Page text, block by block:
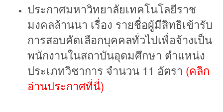
ประกาศมหาวิทยาลัยเทคโนโลยีราช
มงคลล้านนา เรื่อง รายชื่อผู้มีสิทธิเข้ารับ
การสอบคัดเลือกบุคคลทั่วไปเพื่อจ้างเป็น
พนักงานในสถาบันอุดมศึกษา ตำแหน่ง
ประเภทวิชาการ จำนวน 11 อัตรา (คลิก
อ่านประกาศที่นี่)